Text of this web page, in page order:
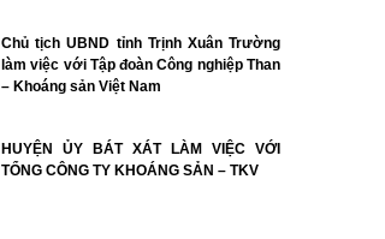
Chủ tịch UBND tỉnh Trịnh Xuân Trường
làm việc với Tập đoàn Công nghiệp Than
– Khoáng sản Việt Nam
HUYỆN ỦY BÁT XÁT LÀM VIỆC VỚI
TỔNG CÔNG TY KHOÁNG SẢN – TKV